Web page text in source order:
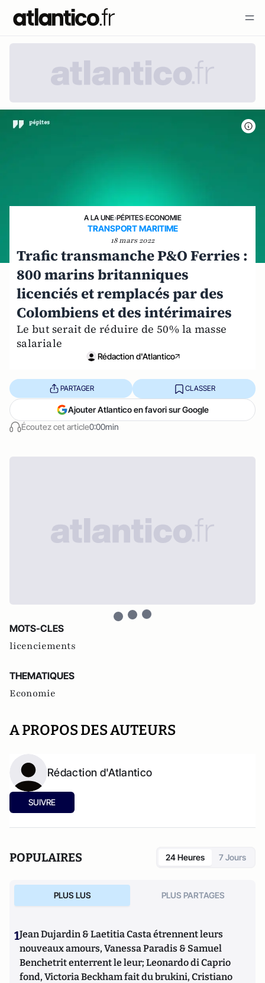
A LA UNE›PÉPITES›ECONOMIE
TRANSPORT MARITIME
18 mars 2022
Trafic transmanche P&O Ferries :
800 marins britanniques
licenciés et remplacés par des
Colombiens et des intérimaires
Le but serait de réduire de 50% la masse
salariale
Rédaction d'Atlantico
Écoutez cet article0:00min
PARTAGER CLASSER
Ajouter Atlantico en favori sur Google
MOTS-CLES
licenciements
THEMATIQUES
Economie
A PROPOS DES AUTEURS
Rédaction d'Atlantico
SUIVRE
POPULAIRES 24 Heures 7 Jours
PLUS LUS PLUS PARTAGES
1Jean Dujardin & Laetitia Casta étrennent leurs
nouveaux amours, Vanessa Paradis & Samuel
Benchetrit enterrent le leur; Leonardo di Caprio
fond, Victoria Beckham fait du brukini, Cristiano